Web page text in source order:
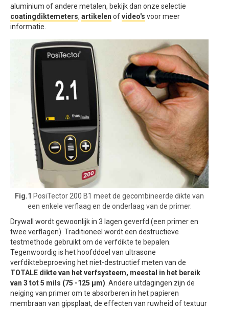
aluminium of andere metalen, bekijk dan onze selectie
coatingdiktemeters, artikelen ofvideo's voor meer
informatie.
Fig.1 PosiTector 200 B1 meet de gecombineerde dikte van
een enkele verflaag en de onderlaag van de primer.
Drywall wordt gewoonlijk in 3 lagen geverfd (een primer en
twee verflagen). Traditioneel wordt een destructieve
testmethode gebruikt om de verfdikte te bepalen.
Tegenwoordig is het hoofddoel van ultrasone
verfdiktebeproeving het niet-destructief meten van de
TOTALE dikte van het verfsysteem, meestal in het bereik
van 3 tot 5 mils (75 -125 μm) . Andere uitdagingen zijn de
neiging van primer om te absorberen in het papieren
membraan van gipsplaat, de effecten van ruwheid of textuur